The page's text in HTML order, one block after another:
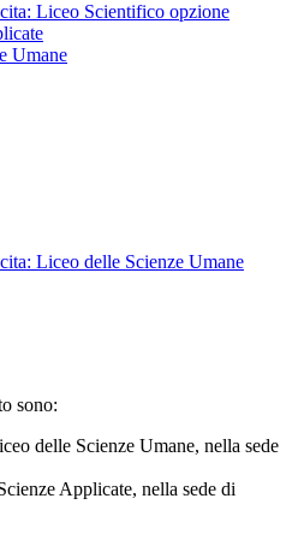
Liceo Scientifico opzione
Umane
Liceo delle Scienze Umane
sono:
delle Scienze Umane, nella sede
Applicate, nella sede di